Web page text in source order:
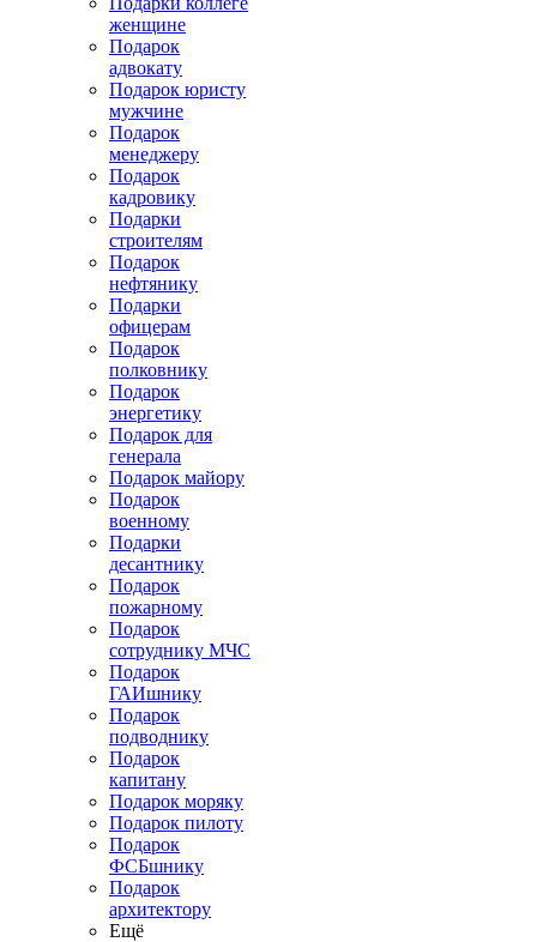
женщине
Подарок
адвокату
Подарок юристу
мужчине
Подарок
менеджеру
Подарок
кадровику
Подарки
строителям
Подарок
нефтянику
Подарки
офицерам
Подарок
полковнику
Подарок
энергетику
Подарок для
генерала
Подарок майору
Подарок
военному
Подарки
десантнику
Подарок
пожарному
Подарок
сотруднику МЧС
Подарок
ГАИшнику
Подарок
подводнику
Подарок
капитану
Подарок моряку
Подарок пилоту
Подарок
ФСБшнику
Подарок
архитектору
Ещё